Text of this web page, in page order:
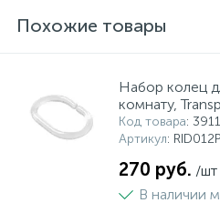
Похожие товары
Набор колец
комнату,
Код товара:
Артикул: RID012P
270 руб. /шт
В наличии